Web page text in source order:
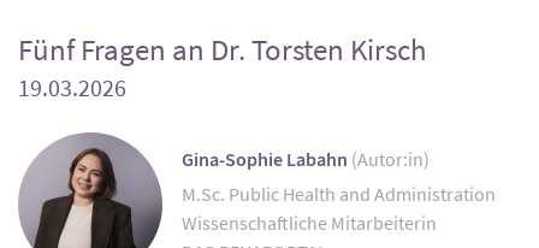
Fünf Fragen an Dr. Torsten Kirsch
19.03.2026
Gina-Sophie Labahn (Autor:in)
M.Sc. Public Health and Administration
Wissenschaftliche Mitarbeiterin